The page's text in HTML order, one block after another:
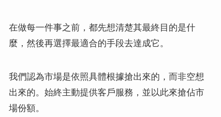
在做每一件事之前，都先想清楚其最終目的是什
麼，然後再選擇最適合的手段去達成它。
我們認為市場是依照具體根據搶出來的，而非空想
出來的。始終主動提供客戶服務，並以此來搶佔市
場份額。